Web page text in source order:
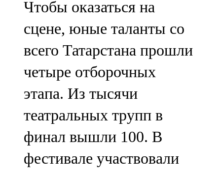
102,3 FM
Яңа чишмә
107,0 FM
Яр Чаллы
105,5 FM
Чтобы оказаться на
сцене, юные таланты со
всего Татарстана прошли
четыре отборочных
этапа. Из тысячи
театральных трупп в
финал вышли 100. В
фестивале участвовали